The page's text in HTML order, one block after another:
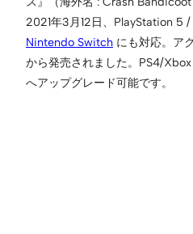
2021年3月12日、PlayStation 5
Nintendo Switch にも対応。ア
から発売されました。PS4/
へアップグレード可能です。